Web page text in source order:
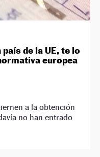
de la UE, te lo
europea
a la obtención
no han entrado